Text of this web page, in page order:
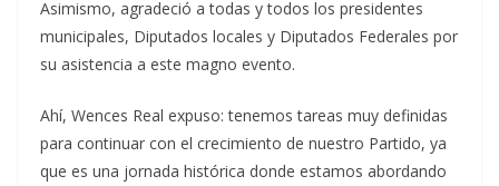
Asimismo, agradeció a todas y todos los presidentes
municipales, Diputados locales y Diputados Federales por
su asistencia a este magno evento.
Ahí, Wences Real expuso: tenemos tareas muy definidas
para continuar con el crecimiento de nuestro Partido, ya
que es una jornada histórica donde estamos abordando